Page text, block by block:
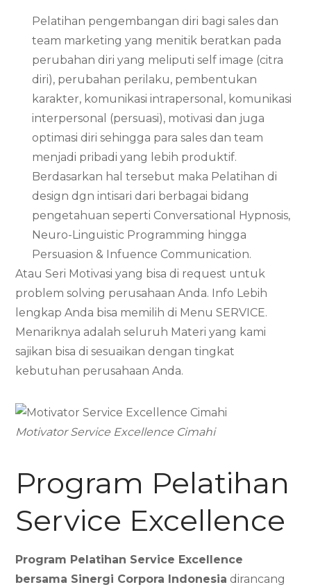
Pelatihan pengembangan diri bagi sales dan
team marketing yang menitik beratkan pada
perubahan diri yang meliputi self image (citra
diri), perubahan perilaku, pembentukan
karakter, komunikasi intrapersonal, komunikasi
interpersonal (persuasi), motivasi dan juga
optimasi diri sehingga para sales dan team
menjadi pribadi yang lebih produktif.
Berdasarkan hal tersebut maka Pelatihan di
design dgn intisari dari berbagai bidang
pengetahuan seperti Conversational Hypnosis,
Neuro-Linguistic Programming hingga
Persuasion & Infuence Communication.
Atau Seri Motivasi yang bisa di request untuk
problem solving perusahaan Anda. Info Lebih
lengkap Anda bisa memilih di Menu SERVICE.
Menariknya adalah seluruh Materi yang kami
sajikan bisa di sesuaikan dengan tingkat
kebutuhan perusahaan Anda.
Motivator Service Excellence Cimahi
Program Pelatihan
Service Excellence
Program Pelatihan Service Excellence
bersama Sinergi Corpora Indonesia dirancang